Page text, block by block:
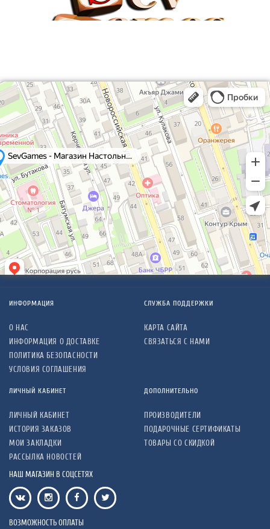
ИНФОРМАЦИЯ
О НАС
ИНФОРМАЦИЯ О ДОСТАВКЕ
ПОЛИТИКА БЕЗОПАСНОСТИ
УСЛОВИЯ СОГЛАШЕНИЯ
СЛУЖБА ПОДДЕРЖКИ
КАРТА САЙТА
СВЯЗАТЬСЯ С НАМИ
ЛИЧНЫЙ КАБИНЕТ
ЛИЧНЫЙ КАБИНЕТ
ИСТОРИЯ ЗАКАЗОВ
МОИ ЗАКЛАДКИ
РАССЫЛКА НОВОСТЕЙ
ДОПОЛНИТЕЛЬНО
ПРОИЗВОДИТЕЛИ
ПОДАРОЧНЫЕ СЕРТИФИКАТЫ
ТОВАРЫ СО СКИДКОЙ
НАШ МАГАЗИН В СОЦСЕТЯХ
ВОЗМОЖНОСТЬ ОПЛАТЫ